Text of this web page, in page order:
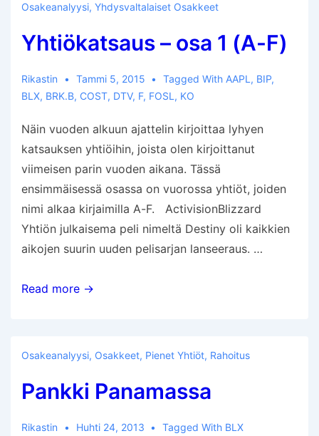
Osakeanalyysi, Yhdysvaltalaiset Osakkeet
Yhtiökatsaus – osa 1 (A-F)
Rikastin Tammi 5, 2015 Tagged With AAPL , BIP,
BLX, BRK.B, COST, DTV, F, FOSL , KO
Näin vuoden alkuun ajattelin kirjoittaa lyhyen
katsauksen yhtiöihin, joista olen kirjoittanut
viimeisen parin vuoden aikana. Tässä
ensimmäisessä osassa on vuorossa yhtiöt, joiden
nimi alkaa kirjaimilla A-F. ActivisionBlizzard
Yhtiön julkaisema peli nimeltä Destiny oli kaikkien
aikojen suurin uuden pelisarjan lanseeraus. …
Yhtiökatsaus
1
F)
Read more →
Osakeanalyysi, Osakkeet, Pienet Yhtiöt, Rahoitus
Pankki Panamassa
Rikastin Huhti 24, 2013 Tagged With BLX